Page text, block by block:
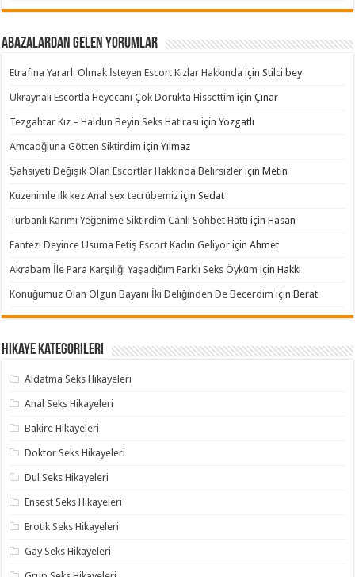
Abazalardan Gelen Yorumlar
Etrafına Yararlı Olmak İsteyen Escort Kızlar Hakkında içinStilci bey
Ukraynalı Escortla Heyecanı Çok Dorukta Hissettim içinÇınar
Tezgahtar Kız – Haldun Beyin Seks Hatırası içinYozgatlı
Amcaoğluna Götten Siktirdim içinYılmaz
Şahsiyeti Değişik Olan Escortlar Hakkında Belirsizler içinMetin
Kuzenimle ilk kez Anal sex tecrübemiz içinSedat
Türbanlı Karımı Yeğenime Siktirdim Canlı Sohbet Hattı içinHasan
Fantezi Deyince Usuma Fetiş Escort Kadın Geliyor içinAhmet
Akrabam İle Para Karşılığı Yaşadığım Farklı Seks Öyküm içinHakkı
Konuğumuz Olan Olgun Bayanı İki Deliğinden De Becerdim içinBerat
Hikaye Kategorileri
Aldatma Seks Hikayeleri
Anal Seks Hikayeleri
Bakire Hikayeleri
Doktor Seks Hikayeleri
Dul Seks Hikayeleri
Ensest Seks Hikayeleri
Erotik Seks Hikayeleri
Gay Seks Hikayeleri